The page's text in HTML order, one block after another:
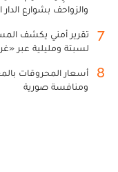
والزواحف بشوارع الدار
7
تقرير أمني يكشف
لسبتة ومليلية عبر
8
أسعار المحروقات
ومنافسة صورية